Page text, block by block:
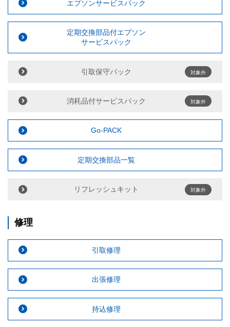
エプソンサービスパック
定期交換部品付エプソン
サービスパック
引取保守パック 対象外
消耗品付サービスパック 対象外
Go-PACK
定期交換部品一覧
リフレッシュキット 対象外
修理
引取修理
出張修理
持込修理